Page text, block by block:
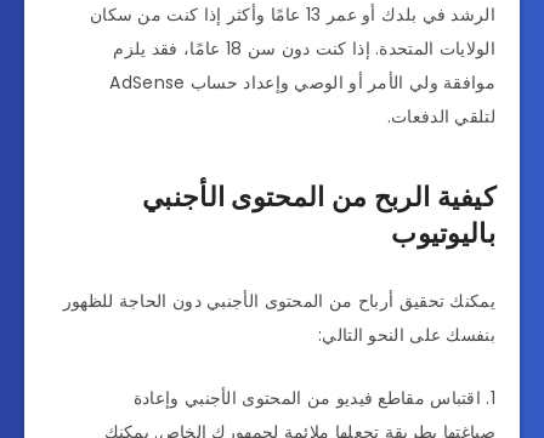
الرشد في بلدك أو عمر 13 عامًا وأكثر إذا كنت من سكان
الولايات المتحدة. إذا كنت دون سن 18 عامًا، فقد يلزم
موافقة ولي الأمر أو الوصي وإعداد حساب AdSense
لتلقي الدفعات.
كيفية الربح من المحتوى الأجنبي
باليوتيوب
يمكنك تحقيق أرباح من المحتوى الأجنبي دون الحاجة للظهور
بنفسك على النحو التالي:
اقتباس مقاطع فيديو من المحتوى الأجنبي وإعادة
صياغتها بطريقة تجعلها ملائمة لجمهورك الخاص. يمكنك